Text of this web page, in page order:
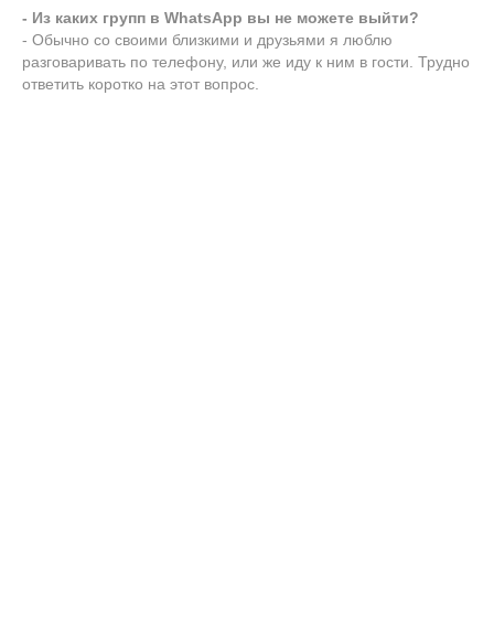
- Из каких групп в WhatsApp вы не можете выйти?
- Обычно со своими близкими и друзьями я люблю
разговаривать по телефону, или же иду к ним в гости. Трудно
ответить коротко на этот вопрос.